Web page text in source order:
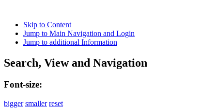
Skip to Content
Jump to Main Navigation and Login
Jump to additional Information
Search, View and Navigation
Font-size:
bigger smaller reset